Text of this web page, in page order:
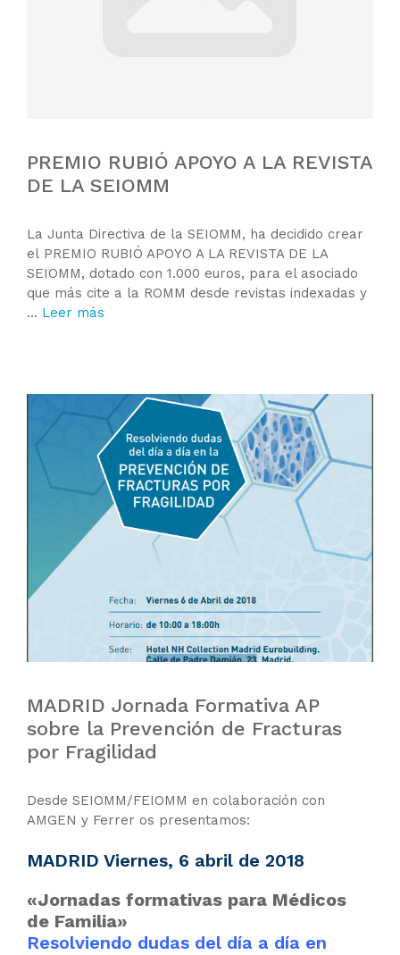
PREMIO RUBIÓ APOYO A LA REVISTA
DE LA SEIOMM
La Junta Directiva de la SEIOMM, ha decidido crear
el PREMIO RUBIÓ APOYO A LA REVISTA DE LA
SEIOMM, dotado con 1.000 euros, para el asociado
que más cite a la ROMM desde revistas indexadas y
… Leer más
MADRID Jornada Formativa AP
sobre la Prevención de Fracturas
por Fragilidad
Desde SEIOMM/FEIOMM en colaboración con
AMGEN y Ferrer os presentamos:
MADRID Viernes, 6 abril de 2018
«Jornadas formativas para Médicos
de Familia»
Resolviendo dudas del día a día en